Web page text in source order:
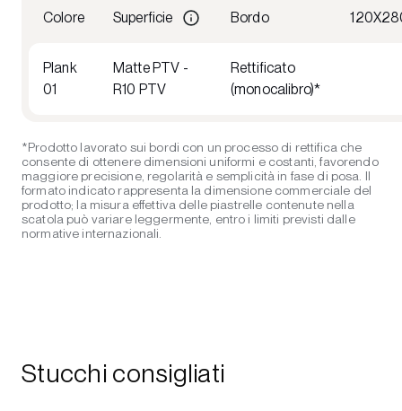
Colore Superficie Bordo
Plank
01
Matte PTV -
R10 PTV
Rettificato
(monocalibro)*
*Prodotto lavorato sui bordi con un processo di rettifica che
consente di ottenere dimensioni uniformi e costanti, favorendo
maggiore precisione, regolarità e semplicità in fase di posa. Il
formato indicato rappresenta la dimensione commerciale del
prodotto; la misura effettiva delle piastrelle contenute nella
scatola può variare leggermente, entro i limiti previsti dalle
normative internazionali.
Stucchi consigliati